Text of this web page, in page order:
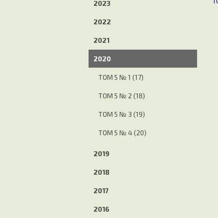
2023
2022
2021
2020
TОМ 5 № 1 (17)
ТОМ 5 № 2 (18)
ТОМ 5 № 3 (19)
ТОМ 5 № 4 (20)
2019
2018
2017
2016